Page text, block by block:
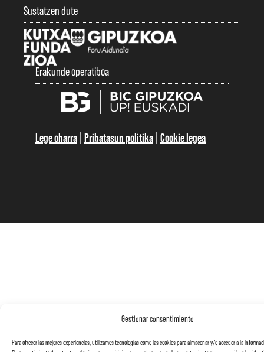
Gestionar consentimiento
Para ofrecer las mejores experiencias, utilizamos tecnologías como las cookies para almacenar y/o acceder a la
Sustatzen dute
Erakunde operatiboa
Lege oharra Pribatasun politika Cookie legea